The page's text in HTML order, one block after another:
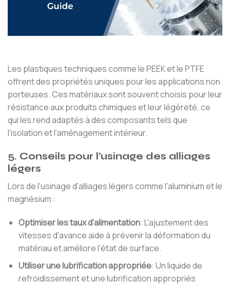
Les plastiques techniques comme le PEEK et le PTFE
offrent des propriétés uniques pour les applications non
porteuses. Ces matériaux sont souvent choisis pour leur
résistance aux produits chimiques et leur légèreté, ce
qui les rend adaptés à des composants tels que
l'isolation et l'aménagement intérieur.
5. Conseils pour l’usinage des alliages
légers
Lors de l'usinage d'alliages légers comme l'aluminium et le
magnésium :
Optimiser les taux d'alimentation: L'ajustement des
vitesses d'avance aide à prévenir la déformation du
matériau et améliore l'état de surface.
Utiliser une lubrification appropriée: Un liquide de
refroidissement et une lubrification appropriés